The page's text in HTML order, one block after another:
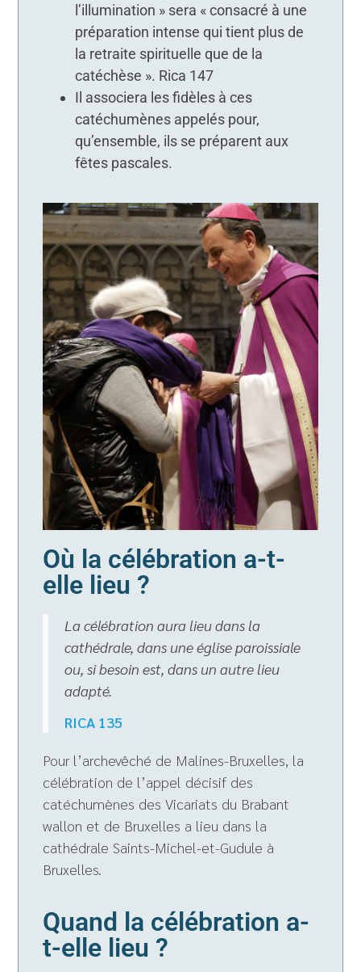
l’illumination » sera « consacré à une
préparation intense qui tient plus de
la retraite spirituelle que de la
catéchèse ». Rica 147
Il associera les fidèles à ces
catéchumènes appelés pour,
qu’ensemble, ils se préparent aux
fêtes pascales.
Où la célébration a-t-
elle lieu ?
La célébration aura lieu dans la
cathédrale, dans une église paroissiale
ou, si besoin est, dans un autre lieu
adapté.
RICA 135
Pour l’archevêché de Malines-Bruxelles, la
célébration de l’appel décisif des
catéchumènes des Vicariats du Brabant
wallon et de Bruxelles a lieu dans la
cathédrale Saints-Michel-et-Gudule à
Bruxelles.
Quand la célébration a-
t-elle lieu ?